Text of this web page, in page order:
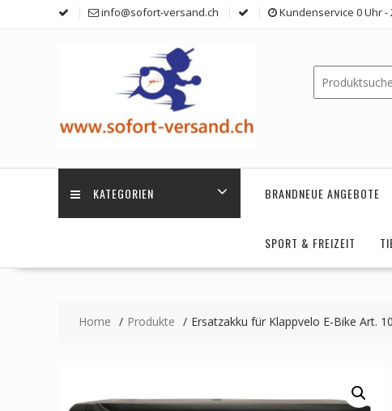
info@sofort-versand.ch Kundenservice 0 Uhr -
KATEGORIEN BRANDNEUE ANGEBOTE
SPORT & FREIZEIT
Home Produkte Ersatzakku für Klappvelo E-Bike Art.